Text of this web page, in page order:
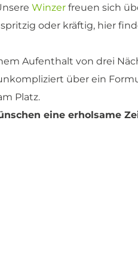
Winzer freuen sich
oder kräftig, hier
Aufenthalt von drei
über ein
Platz.
eine erholsame